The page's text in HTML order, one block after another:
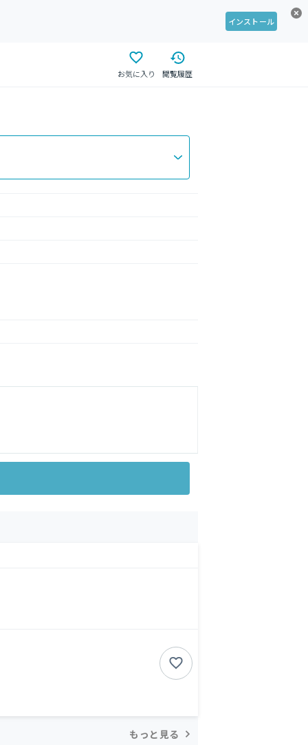
インストール
お気に入り 閲覧履歴
もっと見る